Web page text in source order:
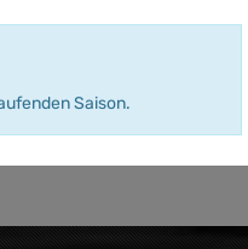
Saison.